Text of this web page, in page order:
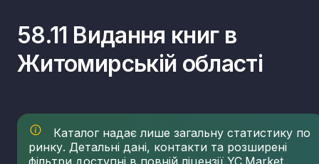
58.11 Видання книг в
Житомирській області
Каталог надає лише загальну статистику по
ринку. Детальні дані, контакти та розширені